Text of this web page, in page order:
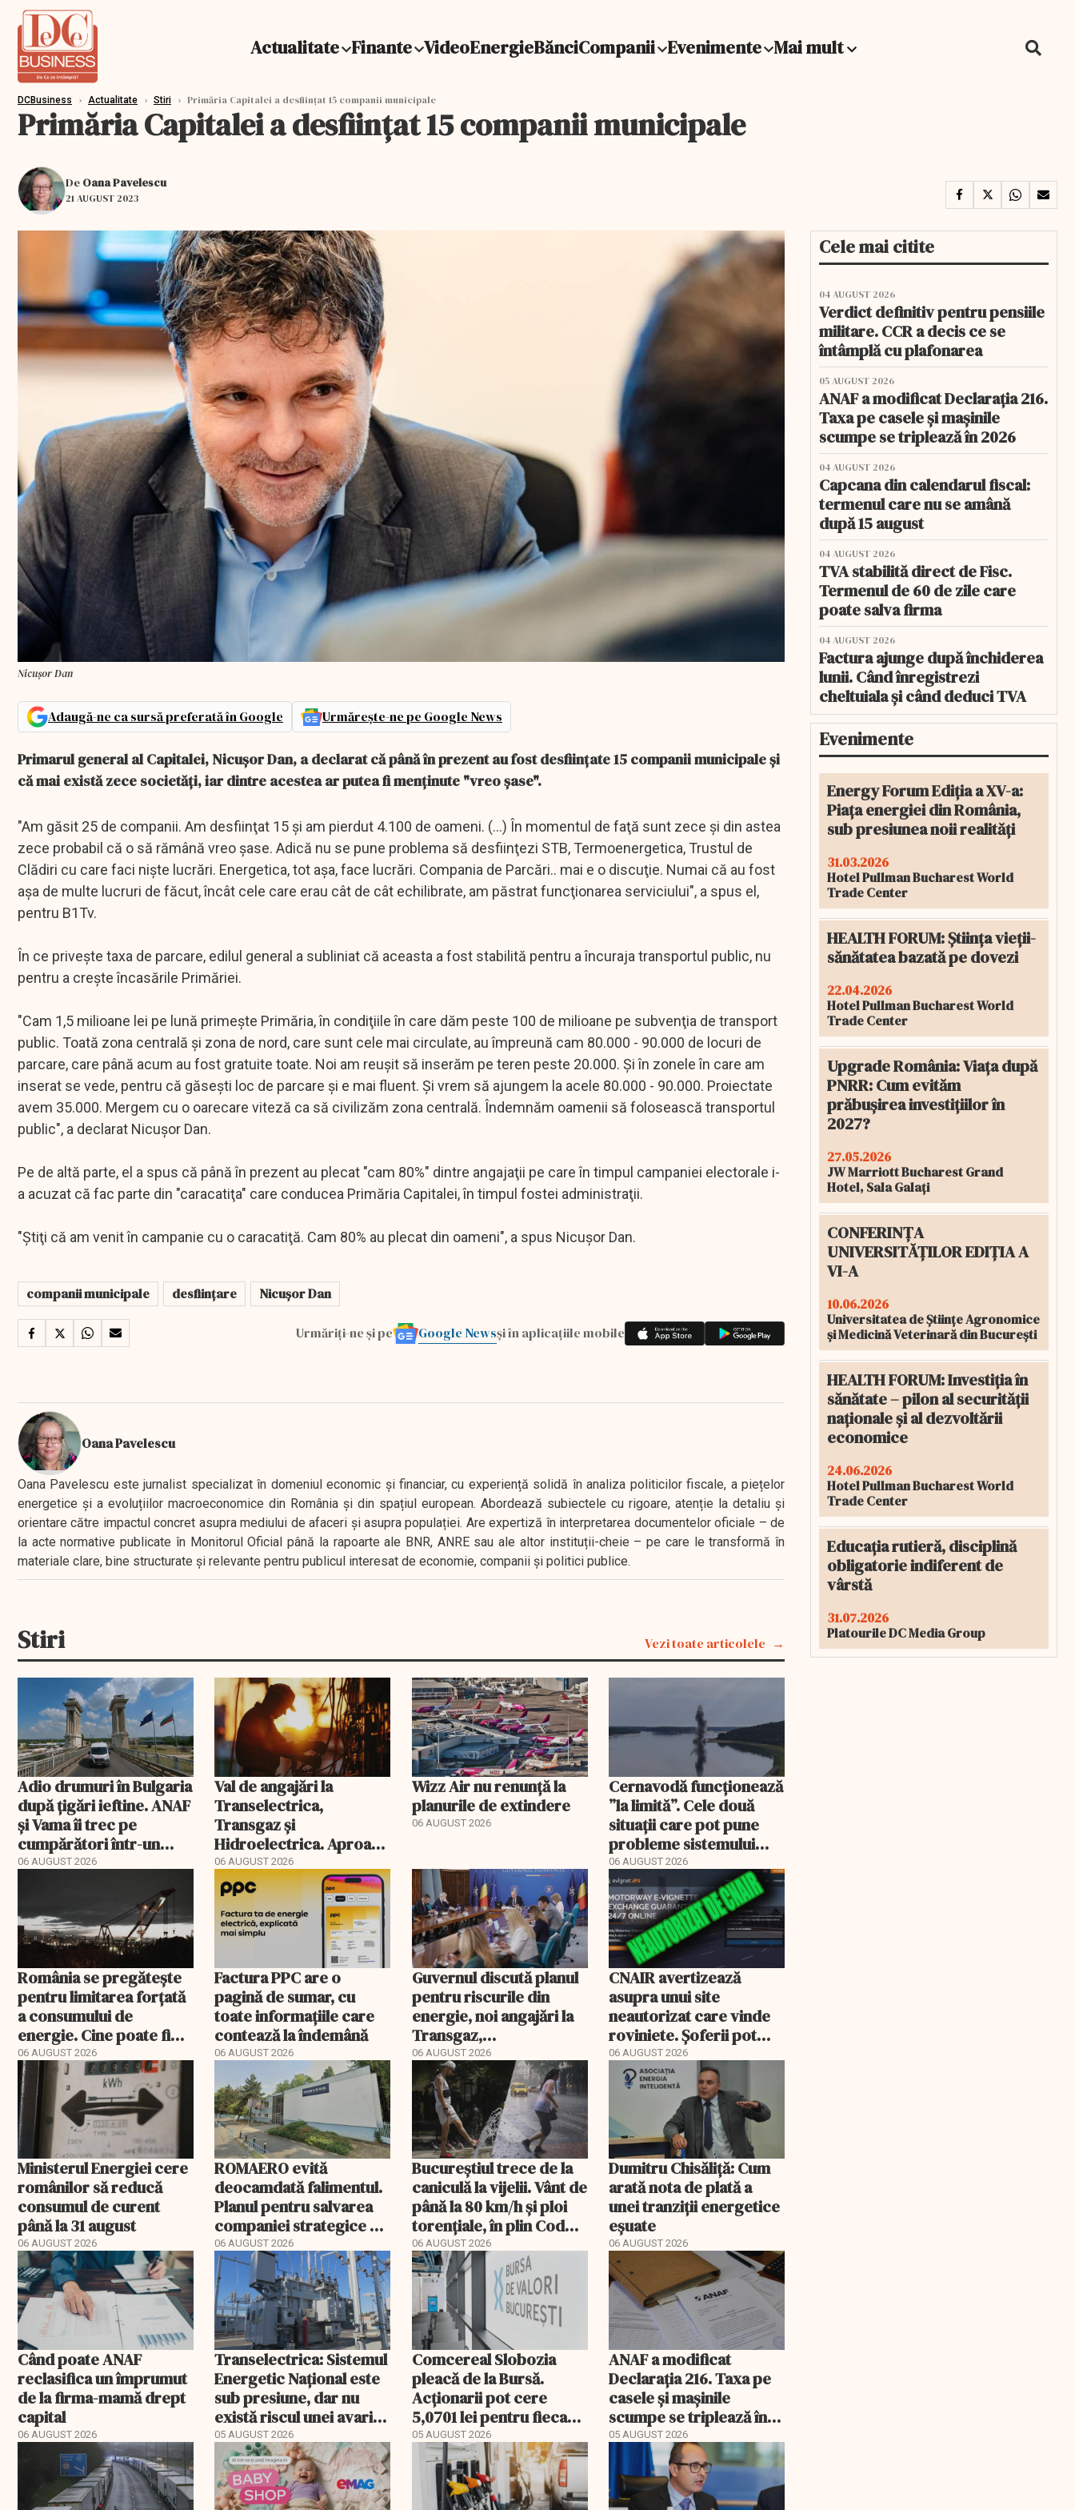
Actualitate Finante VideoEnergieBănciCompanii Evenimente Mai mult
DCBusiness › Actualitate › Stiri › Primăria Capitalei a desfiinţat 15 companii municipale
Primăria Capitalei a desfiinţat 15 companii municipale
De Oana Pavelescu
21 AUGUST 2023
Nicuşor Dan
Adaugă-ne ca sursă preferată în Google Urmărește-ne pe Google News
Primarul general al Capitalei, Nicuşor Dan, a declarat că până în prezent au fost desfiinţate 15 companii municipale şi
că mai există zece societăţi, iar dintre acestea ar putea fi menţinute "vreo şase".
"Am găsit 25 de companii. Am desfiinţat 15 şi am pierdut 4.100 de oameni. (...) În momentul de faţă sunt zece şi din astea
zece probabil că o să rămână vreo şase. Adică nu se pune problema să desfiinţezi STB, Termoenergetica, Trustul de
Clădiri cu care faci nişte lucrări. Energetica, tot aşa, face lucrări. Compania de Parcări.. mai e o discuţie. Numai că au fost
aşa de multe lucruri de făcut, încât cele care erau cât de cât echilibrate, am păstrat funcţionarea serviciului", a spus el,
pentru B1Tv.
În ce priveşte taxa de parcare, edilul general a subliniat că aceasta a fost stabilită pentru a încuraja transportul public, nu
pentru a creşte încasările Primăriei.
"Cam 1,5 milioane lei pe lună primeşte Primăria, în condiţiile în care dăm peste 100 de milioane pe subvenţia de transport
public. Toată zona centrală şi zona de nord, care sunt cele mai circulate, au împreună cam 80.000 - 90.000 de locuri de
parcare, care până acum au fost gratuite toate. Noi am reuşit să inserăm pe teren peste 20.000. Şi în zonele în care am
inserat se vede, pentru că găseşti loc de parcare şi e mai fluent. Şi vrem să ajungem la acele 80.000 - 90.000. Proiectate
avem 35.000. Mergem cu o oarecare viteză ca să civilizăm zona centrală. Îndemnăm oamenii să folosească transportul
public", a declarat Nicuşor Dan.
Pe de altă parte, el a spus că până în prezent au plecat "cam 80%" dintre angajaţii pe care în timpul campaniei electorale i-
a acuzat că fac parte din "caracatiţa" care conducea Primăria Capitalei, în timpul fostei administraţii.
"Ştiţi că am venit în campanie cu o caracatiţă. Cam 80% au plecat din oameni", a spus Nicuşor Dan.
companii municipale desființare Nicușor Dan
Urmăriți-ne și pe Google Newsși în aplicațiile mobile
Oana Pavelescu
Oana Pavelescu este jurnalist specializat în domeniul economic și financiar, cu experiență solidă în analiza politicilor fiscale, a piețelor
energetice și a evoluțiilor macroeconomice din România și din spațiul european. Abordează subiectele cu rigoare, atenție la detaliu și
orientare către impactul concret asupra mediului de afaceri și asupra populației. Are expertiză în interpretarea documentelor oficiale – de
la acte normative publicate în Monitorul Oficial până la rapoarte ale BNR, ANRE sau ale altor instituții-cheie – pe care le transformă în
materiale clare, bine structurate și relevante pentru publicul interesat de economie, companii și politici publice.
Stiri Vezi toate articolele
Adio drumuri în Bulgaria
după țigări ieftine. ANAF
și Vama îi trec pe
cumpărători într-un
registru electronic
06 AUGUST 2026
Val de angajări la
Transelectrica,
Transgaz și
Hidroelectrica. Aproape
400 de posturi aprobate
06 AUGUST 2026
Wizz Air nu renunță la
planurile de extindere
06 AUGUST 2026
Cernavodă funcționează
”la limită”. Cele două
situații care pot pune
probleme sistemului
energetic
06 AUGUST 2026
România se pregătește
pentru limitarea forțată
a consumului de
energie. Cine poate fi
deconectat
06 AUGUST 2026
Factura PPC are o
pagină de sumar, cu
toate informațiile care
contează la îndemână
06 AUGUST 2026
Guvernul discută planul
pentru riscurile din
energie, noi angajări la
Transgaz,
Transelectrica și
Hidroelectrica și
programul pentru di
06 AUGUST 2026
CNAIR avertizează
asupra unui site
neautorizat care vinde
roviniete. Șoferii pot
plăti și cu 186% mai mult
06 AUGUST 2026
Ministerul Energiei cere
românilor să reducă
consumul de curent
până la 31 august
06 AUGUST 2026
ROMAERO evită
deocamdată falimentul.
Planul pentru salvarea
companiei strategice a
fost confirmat
06 AUGUST 2026
Bucureștiul trece de la
caniculă la vijelii. Vânt de
până la 80 km/h și ploi
torențiale, în plin Cod
portocaliu
06 AUGUST 2026
Dumitru Chisăliță: Cum
arată nota de plată a
unei tranziții energetice
eșuate
06 AUGUST 2026
Când poate ANAF
reclasifica un împrumut
de la firma-mamă drept
capital
06 AUGUST 2026
Transelectrica: Sistemul
Energetic Național este
sub presiune, dar nu
există riscul unei avarii
majore
05 AUGUST 2026
Comcereal Slobozia
pleacă de la Bursă.
Acționarii pot cere
5,0701 lei pentru fiecare
acțiune
05 AUGUST 2026
ANAF a modificat
Declarația 216. Taxa pe
casele și mașinile
scumpe se triplează în
2026
05 AUGUST 2026
Cele mai citite
04 AUGUST 2026
Verdict definitiv pentru pensiile
militare. CCR a decis ce se
întâmplă cu plafonarea
05 AUGUST 2026
ANAF a modificat Declarația 216.
Taxa pe casele și mașinile
scumpe se triplează în 2026
04 AUGUST 2026
Capcana din calendarul fiscal:
termenul care nu se amână
după 15 august
04 AUGUST 2026
TVA stabilită direct de Fisc.
Termenul de 60 de zile care
poate salva firma
04 AUGUST 2026
Factura ajunge după închiderea
lunii. Când înregistrezi
cheltuiala și când deduci TVA
Evenimente
Energy Forum Ediția a XV-a:
Piața energiei din România,
sub presiunea noii realități
31.03.2026
Hotel Pullman Bucharest World
Trade Center
HEALTH FORUM: Știința vieții-
sănătatea bazată pe dovezi
22.04.2026
Hotel Pullman Bucharest World
Trade Center
Upgrade România: Viața după
PNRR: Cum evităm
prăbușirea investițiilor în
2027?
27.05.2026
JW Marriott Bucharest Grand
Hotel, Sala Galați
CONFERINȚA
UNIVERSITĂȚILOR EDIȚIA A
VI-A
10.06.2026
Universitatea de Științe Agronomice
și Medicină Veterinară din București
HEALTH FORUM: Investiția în
sănătate – pilon al securității
naționale și al dezvoltării
economice
24.06.2026
Hotel Pullman Bucharest World
Trade Center
Educația rutieră, disciplină
obligatorie indiferent de
vârstă
31.07.2026
Platourile DC Media Group